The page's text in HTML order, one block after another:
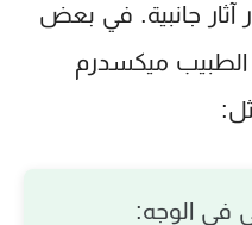
آثار جانبية. في بعض
ميكسدرم
في الوجه: